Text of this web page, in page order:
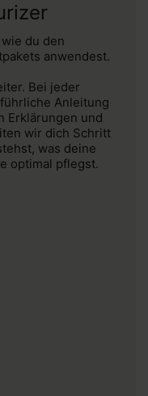
du den
anwendest.
Bei jeder
Anleitung
Erklärungen und
wir dich Schritt
was deine
optimal pflegst.